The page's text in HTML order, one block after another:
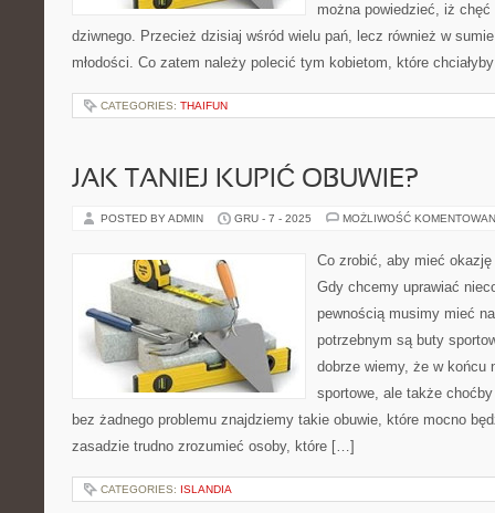
można powiedzieć, iż
dziwnego. Przecież dzisiaj wśród wielu pań, lecz również w
młodości. Co zatem należy polecić tym kobietom, które
CATEGORIES: THAIFUN
JAK TANIEJ KUPIĆ OBUWIE?
POSTED BY ADMIN GRU - 7 - 2025 MOŻLIWOŚĆ
Co zrobić, aby mieć
Gdy chcemy uprawiać
pewnością musimy mieć
potrzebnym są buty
dobrze wiemy, że w końcu
sportowe, ale także
bez żadnego problemu znajdziemy takie obuwie, które mocno
zasadzie trudno zrozumieć osoby, które […]
CATEGORIES: ISLANDIA